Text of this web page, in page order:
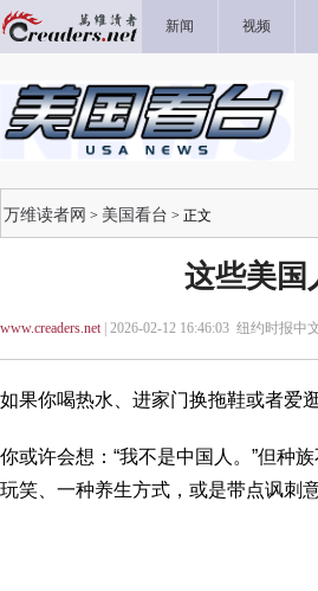
新闻 视频
万维读者网 > 美国看台 > 正文
这些美国
www.creaders.net| 2026-02-12 16:46:03 纽约时报中
如果你喝热水、进家门换拖鞋或者爱
你或许会想：“我不是中国人。”但种
玩笑、一种养生方式，或是带点讽刺